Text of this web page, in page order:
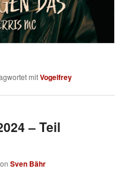
mitVogelfrey
– Teil
Sven Bähr